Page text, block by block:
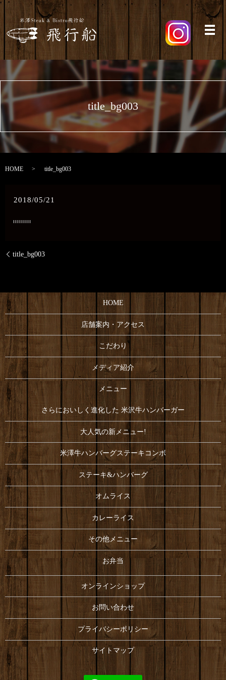
メ
title_bg003
HOME title_bg003
2018/05/21
title_bg003
HOME
店舗案内・アクセス
こだわり
メディア紹介
メニュー
さらにおいしく進化した 米沢牛ハンバーガー
大人気の新メニュー!
米澤牛ハンバーグステーキコンボ
ステーキ&ハンバーグ
オムライス
カレーライス
その他メニュー
お弁当
オンラインショップ
お問い合わせ
プライバシーポリシー
サイトマップ